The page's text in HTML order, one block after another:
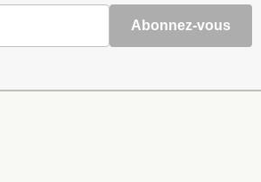
Abonnez-vous